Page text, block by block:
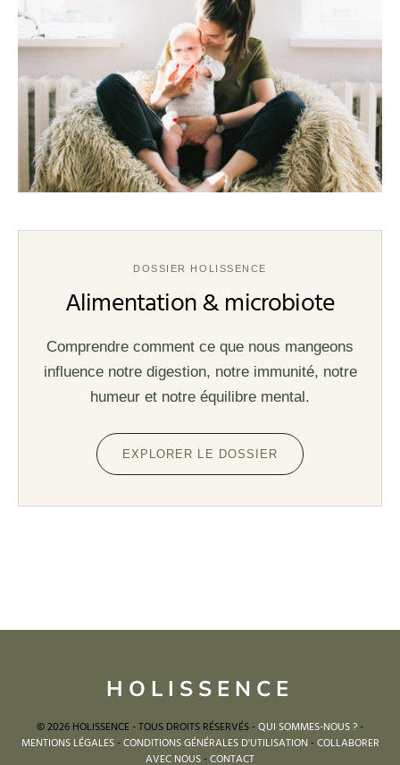
DOSSIER HOLISSENCE
Alimentation & microbiote
Comprendre comment ce que nous mangeons
influence notre digestion, notre immunité, notre
humeur et notre équilibre mental.
EXPLORER LE DOSSIER
HOLISSENCE
© 2026 HOLISSENCE - TOUS DROITS RÉSERVÉS -QUI SOMMES-NOUS ?-
MENTIONS LÉGALES-CONDITIONS GÉNÉRALES D'UTILISATION-COLLABORER
AVEC NOUS-CONTACT